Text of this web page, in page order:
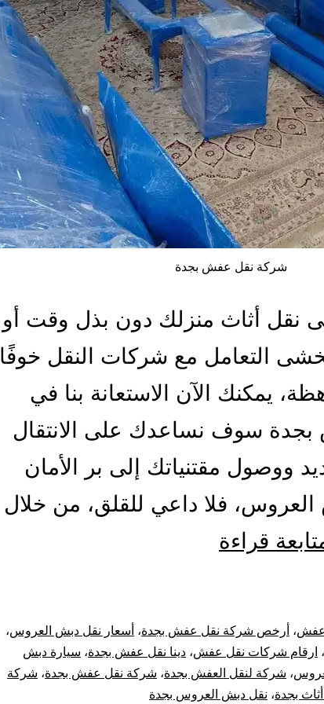
شركة نقل عفش بجدة
نقل أثاث منزلك دون بذل وقت أو
التعامل مع شركات النقل خوفًا
يمكنك الآن الاستعانة بنا في
سوف نساعدك على الانتقال
ووصول مقتنياتك إلى بر الأمان
فلا داعي للقلق، من خلال
قراءة
بجدة
ارخص
عفش، أرخص شركة نقل عفش بجدة، أسعار نقل دبش العروس،
، ارقام شركات نقل عفش، دينا نقل عفش بجدة، سيارة دبش
، شركة لنقل العفش بجدة، شركة نقل عفش بجدة، شركة
بجدة، نقل دبش العروس بجدة